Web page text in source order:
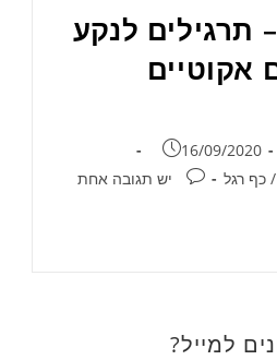
תרגילים לנקע
אקוטיים
16/09/2020
כף רגל יש תגובה אחת
למייל?